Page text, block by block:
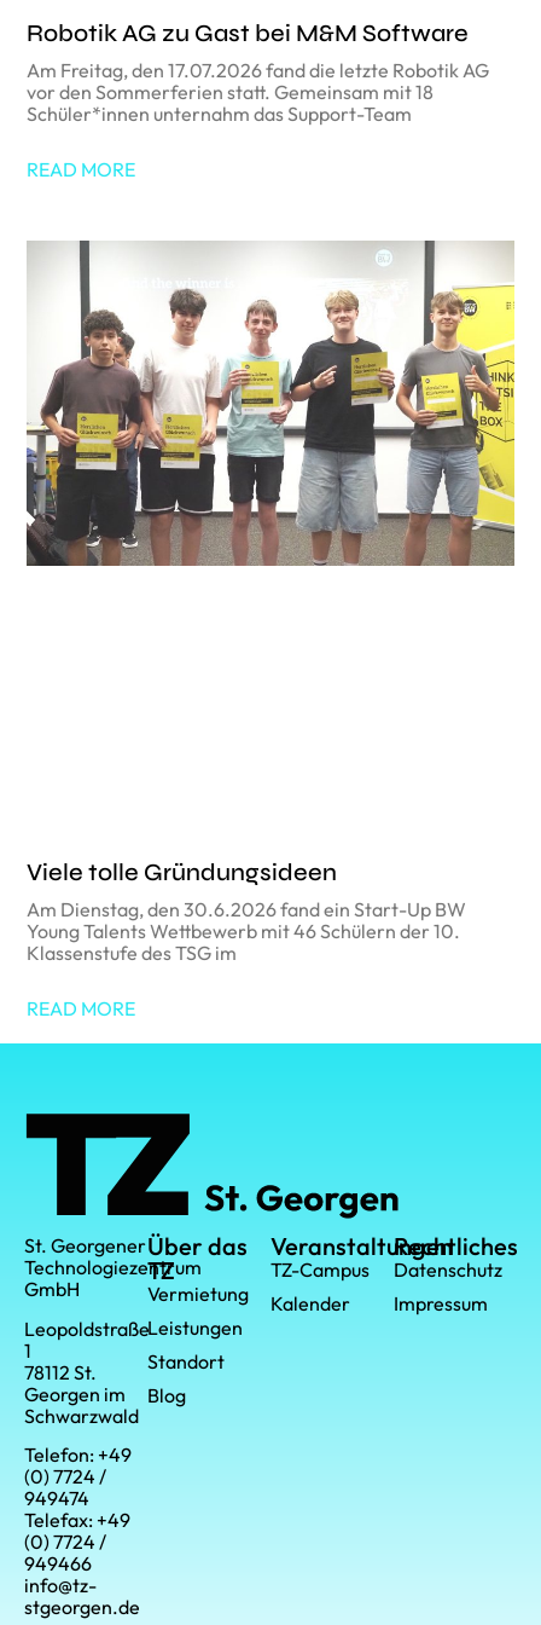
Robotik AG zu Gast bei M&M Software
Am Freitag, den 17.07.2026 fand die letzte Robotik AG
vor den Sommerferien statt. Gemeinsam mit 18
Schüler*innen unternahm das Support-Team
READ MORE
Viele tolle Gründungsideen
Am Dienstag, den 30.6.2026 fand ein Start-Up BW
Young Talents Wettbewerb mit 46 Schülern der 10.
Klassenstufe des TSG im
READ MORE
St. Georgener
Technologiezentrum
GmbH
Leopoldstraße
1
78112 St.
Georgen im
Schwarzwald
Telefon: +49
(0) 7724 /
949474
Telefax: +49
(0) 7724 /
949466
info@tz-
stgeorgen.de
Über das
TZ
Vermietung
Leistungen
Standort
Blog
Veranstaltungen
TZ-Campus
Kalender
Rechtliches
Datenschutz
Impressum